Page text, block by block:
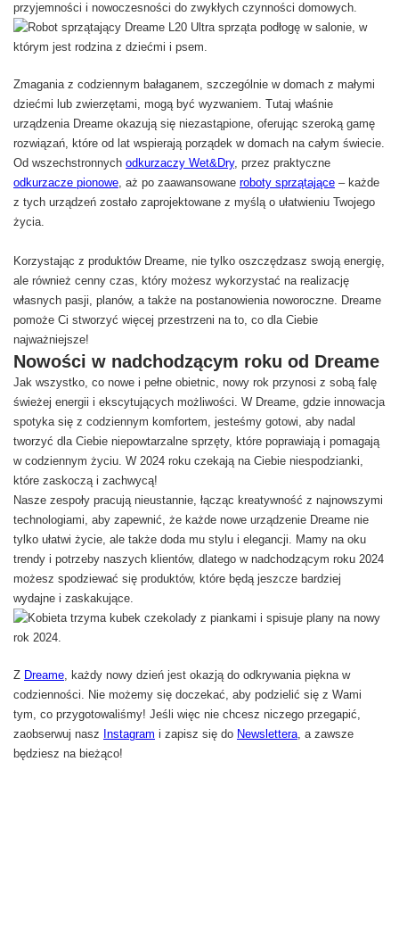
przyjemności i nowoczesności do zwykłych czynności domowych.
Zmagania z codziennym bałaganem, szczególnie w domach z małymi
dziećmi lub zwierzętami, mogą być wyzwaniem. Tutaj właśnie
urządzenia Dreame okazują się niezastąpione, oferując szeroką gamę
rozwiązań, które od lat wspierają porządek w domach na całym świecie.
Od wszechstronnych odkurzaczy Wet&Dry, przez praktyczne
odkurzacze pionowe, aż po zaawansowane roboty sprzątające – każde
z tych urządzeń zostało zaprojektowane z myślą o ułatwieniu Twojego
życia.
Korzystając z produktów Dreame, nie tylko oszczędzasz swoją energię,
ale również cenny czas, który możesz wykorzystać na realizację
własnych pasji, planów, a także na postanowienia noworoczne. Dreame
pomoże Ci stworzyć więcej przestrzeni na to, co dla Ciebie
najważniejsze!
Nowości w nadchodzącym roku od Dreame
Jak wszystko, co nowe i pełne obietnic, nowy rok przynosi z sobą falę
świeżej energii i ekscytujących możliwości. W Dreame, gdzie innowacja
spotyka się z codziennym komfortem, jesteśmy gotowi, aby nadal
tworzyć dla Ciebie niepowtarzalne sprzęty, które poprawiają i pomagają
w codziennym życiu. W 2024 roku czekają na Ciebie niespodzianki,
które zaskoczą i zachwycą!
Nasze zespoły pracują nieustannie, łącząc kreatywność z najnowszymi
technologiami, aby zapewnić, że każde nowe urządzenie Dreame nie
tylko ułatwi życie, ale także doda mu stylu i elegancji. Mamy na oku
trendy i potrzeby naszych klientów, dlatego w nadchodzącym roku 2024
możesz spodziewać się produktów, które będą jeszcze bardziej
wydajne i zaskakujące.
Z Dreame, każdy nowy dzień jest okazją do odkrywania piękna w
codzienności. Nie możemy się doczekać, aby podzielić się z Wami
tym, co przygotowaliśmy! Jeśli więc nie chcesz niczego przegapić,
zaobserwuj nasz Instagram i zapisz się do Newslettera, a zawsze
będziesz na bieżąco!